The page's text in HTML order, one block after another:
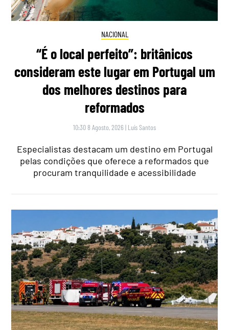
NACIONAL
“É o local perfeito”: britânicos
consideram este lugar em Portugal um
dos melhores destinos para
reformados
10:30 8 Agosto, 2026 | Luís Santos
Especialistas destacam um destino em Portugal
pelas condições que oferece a reformados que
procuram tranquilidade e acessibilidade